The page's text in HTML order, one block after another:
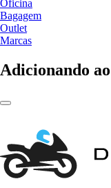
Oficina
Bagagem
Outlet
Marcas
Adicionando